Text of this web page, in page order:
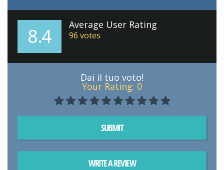
8.4 Average User Rating
96 votes
Dai il tuo voto!
Your Rating: 0
SUBMIT
WRITE A REVIEW